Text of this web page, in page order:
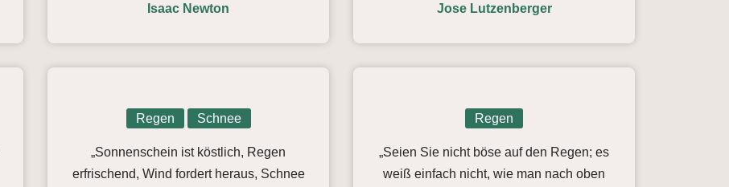
Isaac Newton Jose Lutzenberger
Regen Schnee
„Sonnenschein ist köstlich, Regen
erfrischend, Wind fordert heraus, Schnee
Regen
„Seien Sie nicht böse auf den Regen; es
weiß einfach nicht, wie man nach oben